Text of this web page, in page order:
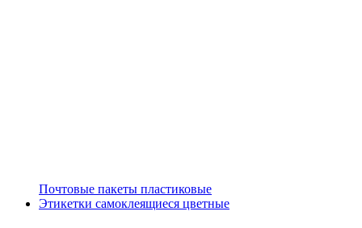
Почтовые пакеты пластиковые
Этикетки самоклеящиеся цветные